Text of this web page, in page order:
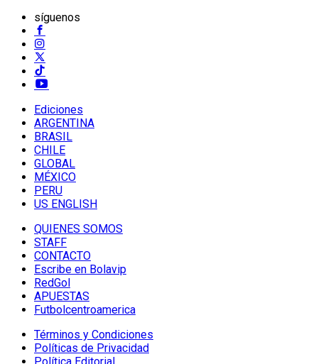
síguenos
Ediciones
ARGENTINA
BRASIL
CHILE
GLOBAL
MÉXICO
PERU
US ENGLISH
QUIENES SOMOS
STAFF
CONTACTO
Escribe en Bolavip
RedGol
APUESTAS
Futbolcentroamerica
Términos y Condiciones
Políticas de Privacidad